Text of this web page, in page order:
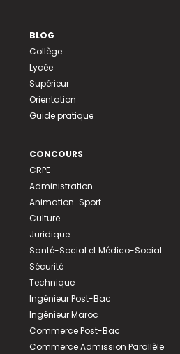
BLOG
Collège
Lycée
Supérieur
Orientation
Guide pratique
CONCOURS
CRPE
Administration
Animation-Sport
Culture
Juridique
Santé-Social et Médico-Social
Sécurité
Technique
Ingénieur Post-Bac
Ingénieur Maroc
Commerce Post-Bac
Commerce Admission Parallèle